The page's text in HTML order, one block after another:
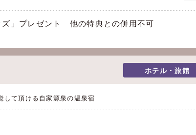
ズ」プレゼント 他の特典との併用不可
ホテル・旅館
して頂ける自家源泉の温泉宿